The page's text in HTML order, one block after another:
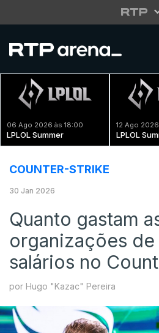
06 Ago 2026 às 18:00
LPLOL Summer
12 Ago
LPLOL
COUNTER-STRIKE
30 Jan 2026
Quanto gastam
organizações
salários no
por Hugo "Kazac" Pereira